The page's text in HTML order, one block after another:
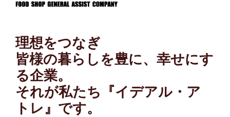
理想をつなぎ
皆様の暮らしを豊に、幸せにす
る企業。
それが私たち『イデアル・ア
トレ』です。